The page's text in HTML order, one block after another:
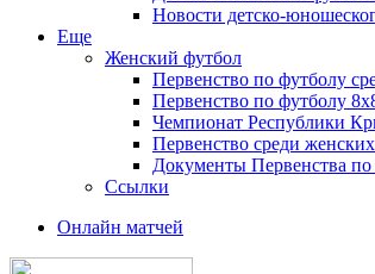
Новости детско-
Еще
Женский футбол
Первенство по футболу
Первенство по футболу
Чемпионат Республики
Первенство среди
Документы Первенства
Ссылки
Онлайн матчей